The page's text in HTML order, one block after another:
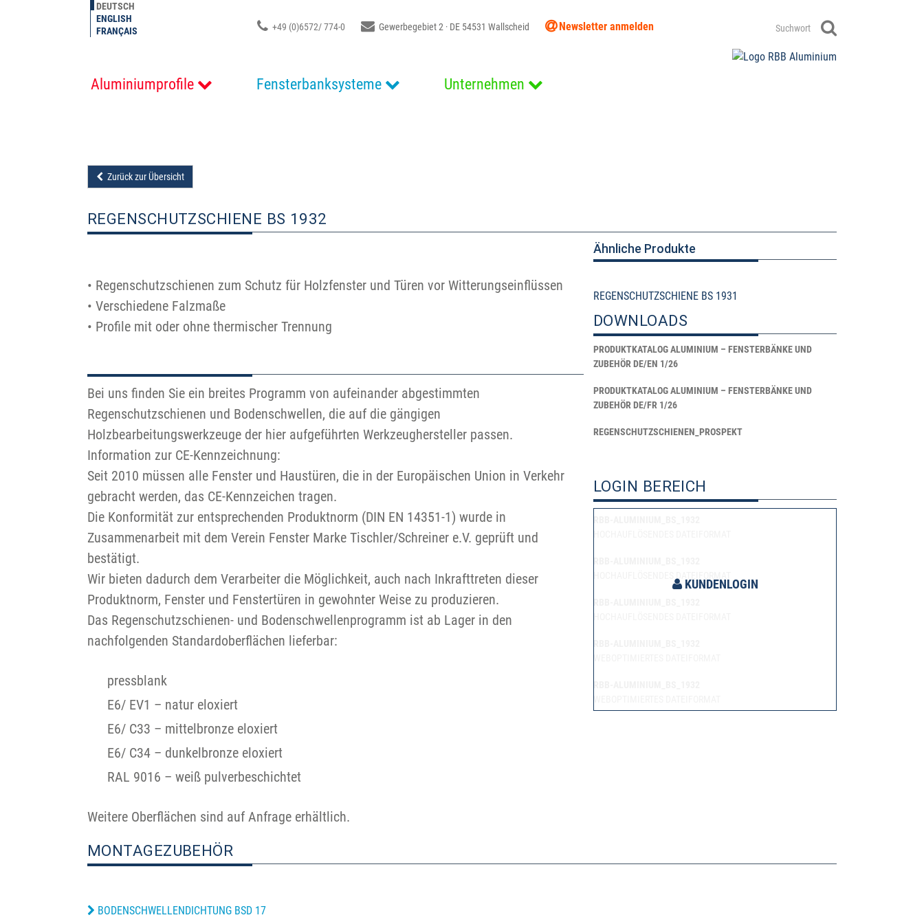
DEUTSCH
ENGLISH
FRANÇAIS
+49 (0)6572/ 774-0 Gewerbegebiet 2 · DE 54531 Wallscheid Newsletter anmelden
Aluminiumprofile Fensterbanksysteme Unternehmen
Zurück zur Übersicht
REGENSCHUTZSCHIENE BS 1932
• Regenschutzschienen zum Schutz für Holzfenster und Türen vor Witterungseinflüssen
• Verschiedene Falzmaße
• Profile mit oder ohne thermischer Trennung
Bei uns finden Sie ein breites Programm von aufeinander abgestimmten
Regenschutzschienen und Bodenschwellen, die auf die gängigen
Holzbearbeitungswerkzeuge der hier aufgeführten Werkzeughersteller passen.
Information zur CE-Kennzeichnung:
Seit 2010 müssen alle Fenster und Haustüren, die in der Europäischen Union in Verkehr
gebracht werden, das CE-Kennzeichen tragen.
Die Konformität zur entsprechenden Produktnorm (DIN EN 14351-1) wurde in
Zusammenarbeit mit dem Verein Fenster Marke Tischler/Schreiner e.V. geprüft und
bestätigt.
Wir bieten dadurch dem Verarbeiter die Möglichkeit, auch nach Inkrafttreten dieser
Produktnorm, Fenster und Fenstertüren in gewohnter Weise zu produzieren.
Das Regenschutzschienen- und Bodenschwellenprogramm ist ab Lager in den
nachfolgenden Standardoberflächen lieferbar:
pressblank
E6/ EV1 – natur eloxiert
E6/ C33 – mittelbronze eloxiert
E6/ C34 – dunkelbronze eloxiert
RAL 9016 – weiß pulverbeschichtet
Weitere Oberflächen sind auf Anfrage erhältlich.
Ähnliche Produkte
REGENSCHUTZSCHIENE BS 1931
DOWNLOADS
PRODUKTKATALOG ALUMINIUM – FENSTERBÄNKE UND
ZUBEHÖR DE/EN 1/26
PRODUKTKATALOG ALUMINIUM – FENSTERBÄNKE UND
ZUBEHÖR DE/FR 1/26
REGENSCHUTZSCHIENEN_PROSPEKT
LOGIN BEREICH
KUNDENLOGIN
MONTAGEZUBEHÖR
BODENSCHWELLENDICHTUNG BSD 17